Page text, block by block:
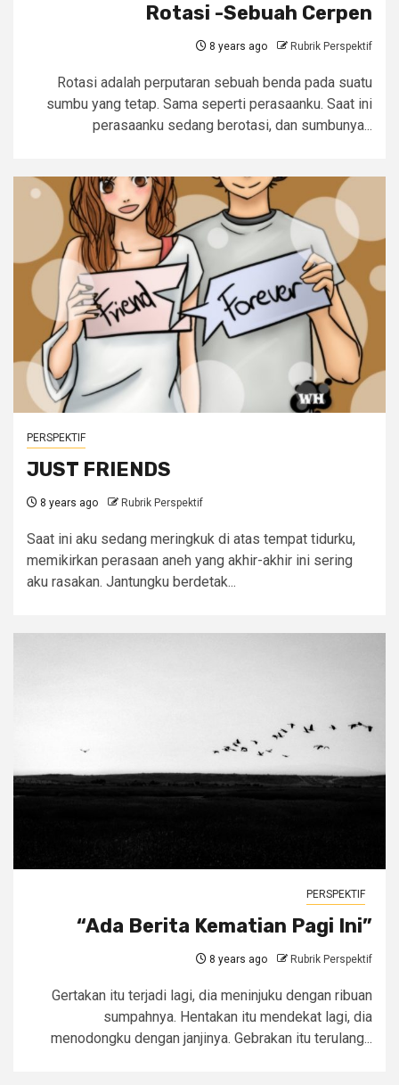
Rotasi -Sebuah Cerpen
8 years ago Rubrik Perspektif
Rotasi adalah perputaran sebuah benda pada suatu
sumbu yang tetap. Sama seperti perasaanku. Saat ini
perasaanku sedang berotasi, dan sumbunya...
PERSPEKTIF
JUST FRIENDS
8 years ago Rubrik Perspektif
Saat ini aku sedang meringkuk di atas tempat tidurku,
memikirkan perasaan aneh yang akhir-akhir ini sering
aku rasakan. Jantungku berdetak...
PERSPEKTIF
“Ada Berita Kematian Pagi Ini”
8 years ago Rubrik Perspektif
Gertakan itu terjadi lagi, dia meninjuku dengan ribuan
sumpahnya. Hentakan itu mendekat lagi, dia
menodongku dengan janjinya. Gebrakan itu terulang...